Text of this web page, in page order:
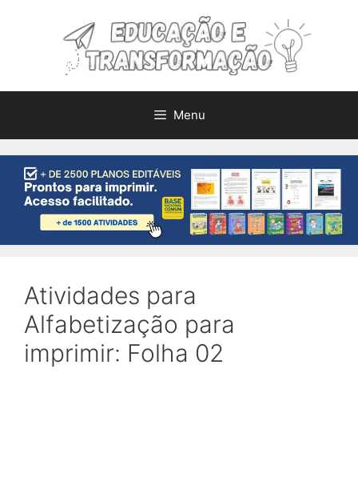
Menu
Atividades para
Alfabetização para
imprimir: Folha 02